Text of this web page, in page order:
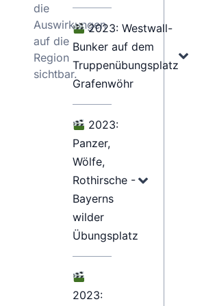
die
Auswirkungen
auf die
Region
sichtbar.
2023: Westwall-
Bunker auf dem
Truppenübungsplatz
Grafenwöhr
2023:
Panzer,
Wölfe,
Rothirsche -
Bayerns
wilder
Übungsplatz
2023: